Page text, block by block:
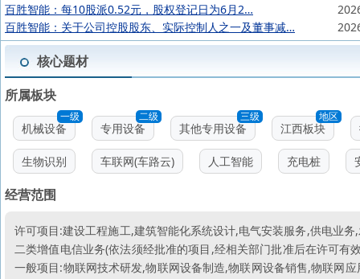
百胜智能：每10股派0.52元，股权登记日为6月2…
百胜智能：关于公司控股股东、实际控制人之一及董事减…
核心题材
所属板块
一级
机械设备
二级
专用设备
三级
其他专用设备
地区
江西板块
生物识别 车联网(车路云) 人工智能 充电桩
经营范围
许可项目:建设工程施工,建筑智能化系统设计,电气安装服务,供电业
二类增值电信业务(依法须经批准的项目,经相关部门批准后在许可
一般项目:物联网技术研发,物联网设备制造,物联网设备销售,物联网